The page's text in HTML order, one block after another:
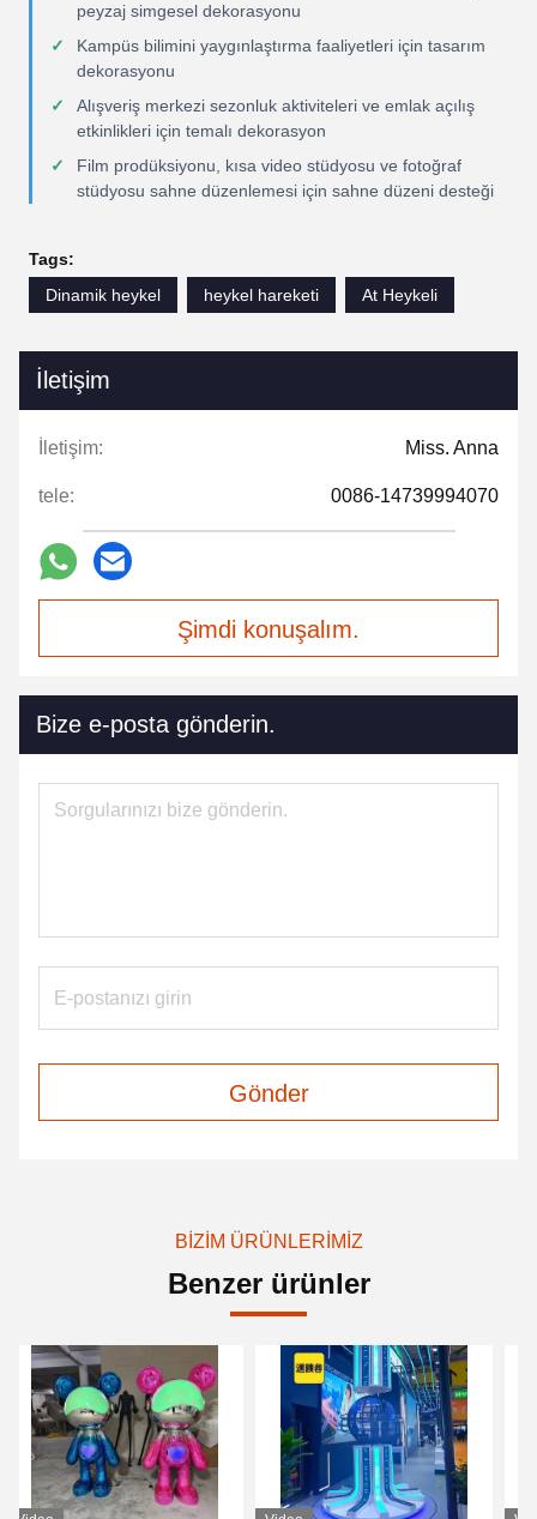
peyzaj simgesel dekorasyonu
Kampüs bilimini yaygınlaştırma faaliyetleri için tasarım
dekorasyonu
Alışveriş merkezi sezonluk aktiviteleri ve emlak açılış
etkinlikleri için temalı dekorasyon
Film prodüksiyonu, kısa video stüdyosu ve fotoğraf
stüdyosu sahne düzenlemesi için sahne düzeni desteği
Tags:
Dinamik heykel
heykel hareketi At Heykeli
İletişim
İletişim: Miss. Anna
tele: 0086-14739994070
Şimdi konuşalım.
Bize e-posta gönderin.
Gönder
BIZIM ÜRÜNLERIMIZ
Benzer ürünler